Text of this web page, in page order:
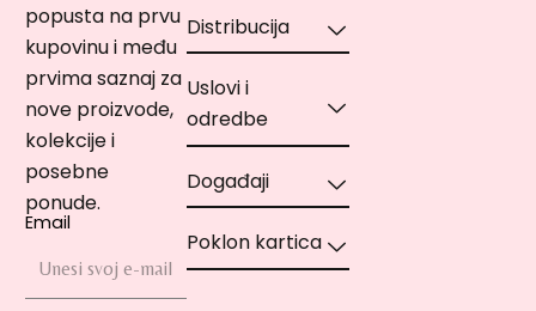
popusta na prvu
kupovinu i među
prvima saznaj za
nove proizvode,
kolekcije i
posebne
ponude.
Email
Distribucija
Uslovi i
odredbe
Događaji
Poklon kartica